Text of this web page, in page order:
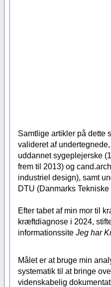
Samtlige artikler på dette
valideret af undertegnede,
uddannet sygeplejerske
frem til 2013) og
industriel design), samt
DTU (Danmarks
Efter tabet af min mor til
kræftdiagnose i 2024,
informationssiteJeg har
Målet er at bruge min
systematik til at bringe
videnskabelig